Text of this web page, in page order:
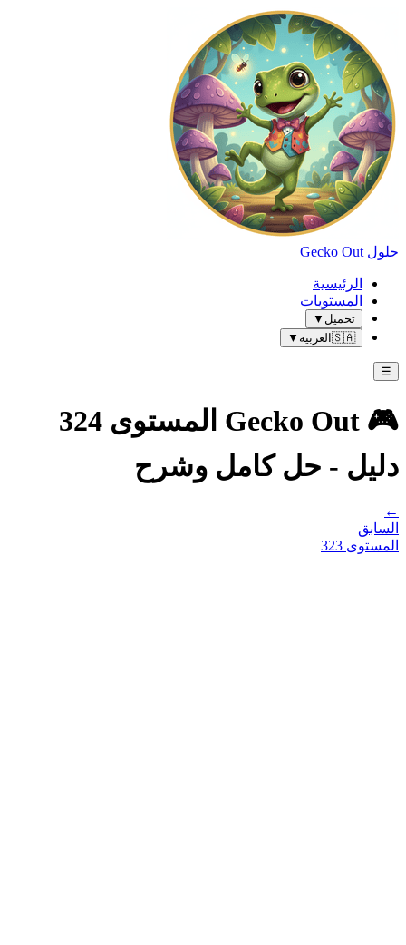
حلول Gecko Out
الرئيسية
المستويات
تحميل ▼
🇸🇦 العربية ▼
☰
🎮 Gecko Out المستوى 324
دليل - حل كامل وشرح
←
السابق
المستوى 323